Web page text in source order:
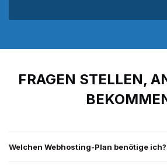
FRAGEN STELLEN,
Welchen Webhosting-Plan benötige ich?